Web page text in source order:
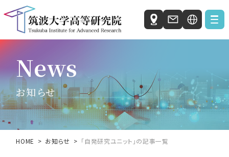
お知らせ
私たちの研究活動
自発研究ユニット
社会と科学の研究ユニット
国際統合睡眠医科学研究機構 (IIIS)
News
お知らせ
HOME お知らせ 「自発研究ユニット」の記事一覧